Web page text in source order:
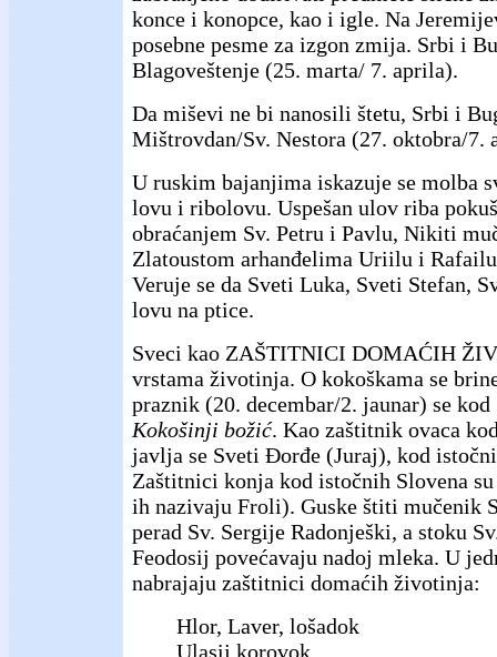
konce i konopce, kao i igle. Na
posebne pesme za izgon zmija. Srbi i
Blagoveštenje (25. marta/ 7. aprila).
Da miševi ne bi nanosili štetu, Srbi i
Mištrovdan/Sv. Nestora (27. oktobra/7.
U ruskim bajanjima iskazuje se molba
lovu i ribolovu. Uspešan ulov riba
obraćanjem Sv. Petru i Pavlu, Nikiti
Zlatoustom arhanđelima Uriilu i
Veruje se da Sveti Luka, Sveti Stefan,
lovu na ptice.
Sveci kao ZAŠTITNICI DOMAĆIH
vrstama životinja. O kokoškama se
praznik (20. decembar/2. jaunar) se kod
Kokošinji božić. Kao zaštitnik ovaca
javlja se Sveti Đorđe (Juraj), kod
Zaštitnici konja kod istočnih Slovena
ih nazivaju Froli). Guske štiti mučenik
perad Sv. Sergije Radonješki, a stoku
Feodosij povećavaju nadoj mleka. U
nabrajaju zaštitnici domaćih životinja:
Hlor, Laver, lošadok
Ulasij korovok,